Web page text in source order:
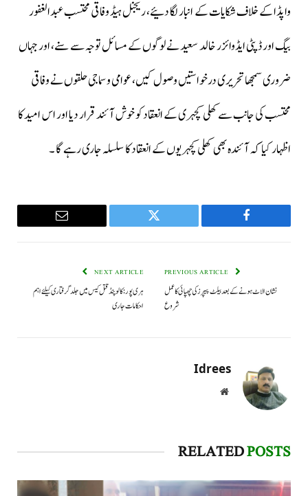
واپڈا کے خلاف شکایات کے انبار لگا دئیے، ریجنل ہیڈ وفاقی محتسب عبدالغفور
بیگ اور ڈپٹی ایڈوائزر خالد سعید نے لوگوں کے مسائل توجہ سے سنے، اور جہاں
ضروری سمجھا تحریری درخواستیں وصول کیں، عوامی و سماجی حلقوں نے وفاقی
محتسب کی جانب سے کھلی کچہری کے انعقاد کو خوش آئند قرار دیا اور اس امید کا
اظہار کیا کہ آئندہ بھی کھلی کچہریوں کے انعقاد کا سلسلہ جاری رہے گا ۔
Facebook
Twitter
Email
نشان الاٹ ہونے کے بعد بیلٹ پیپرز کی چھپائی کا عمل
شروع
NEXT ARTICLE
ہری پور: کالو پنڈ قتل کیس میں جلد گرفتاری کیلئے اہم
احکامات جاری
Idrees
Website
RELATEDPOSTS